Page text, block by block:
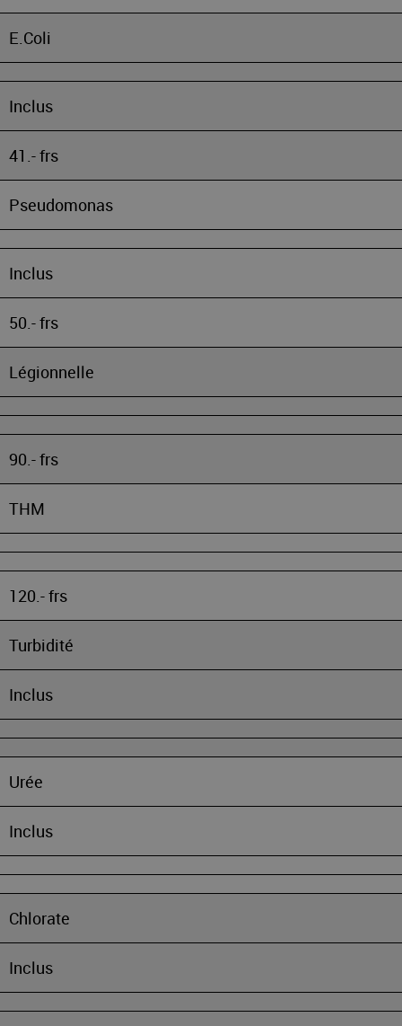
E.Coli
Inclus
41.- frs
Pseudomonas
Inclus
50.- frs
Légionnelle
90.- frs
THM
120.- frs
Turbidité
Inclus
Urée
Inclus
Chlorate
Inclus